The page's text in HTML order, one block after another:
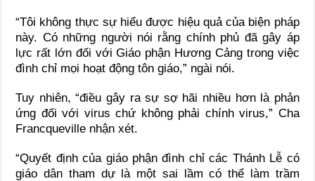
“Tôi không thực sự hiểu được hiệu quả của biện pháp
này. Có những người nói rằng chính phủ đã gây áp
lực rất lớn đối với Giáo phận Hương Cảng trong việc
đình chỉ mọi hoạt động tôn giáo,” ngài nói.
Tuy nhiên, “điều gây ra sự sợ hãi nhiều hơn là phản
ứng đối với virus chứ không phải chính virus,” Cha
Francqueville nhận xét.
“Quyết định của giáo phận đình chỉ các Thánh Lễ có
giáo dân tham dự là một sai lầm có thể làm trầm